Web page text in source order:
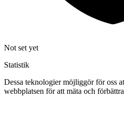
Not set yet
Statistik
Dessa teknologier möjliggör för oss
webbplatsen för att mäta och